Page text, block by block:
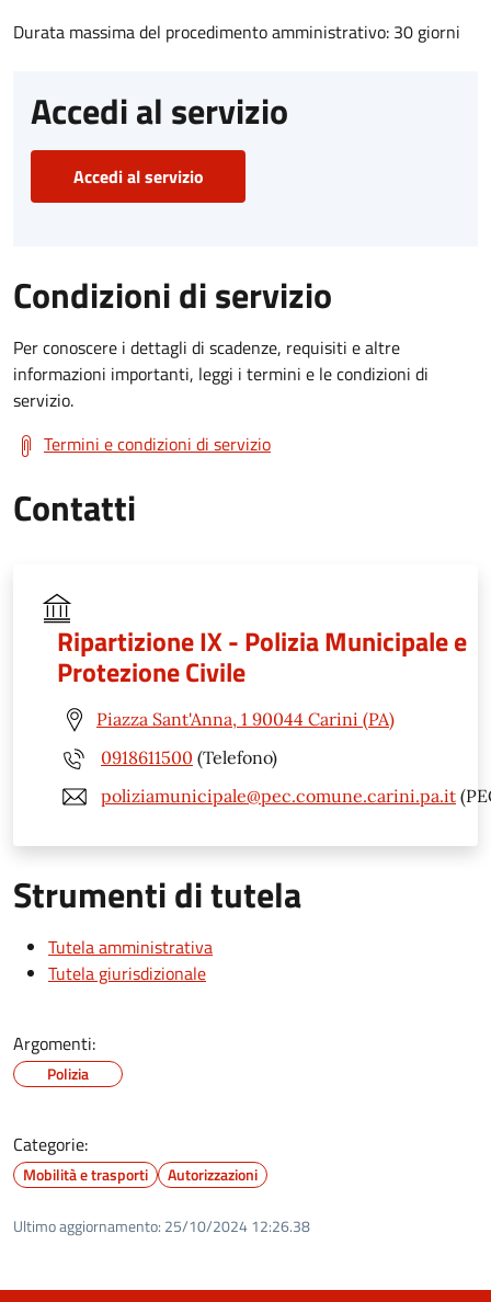
Durata massima del procedimento amministrativo: 30 giorni
Accedi al servizio
Accedi al servizio
Condizioni di servizio
Per conoscere i dettagli di scadenze, requisiti e altre
informazioni importanti, leggi i termini e le condizioni di
servizio.
Termini e condizioni di servizio
Contatti
Ripartizione IX - Polizia Municipale e
Protezione Civile
Piazza Sant'Anna, 1 90044 Carini (PA)
0918611500 (Telefono)
poliziamunicipale@pec.comune.carini.pa.it
Strumenti di tutela
Tutela amministrativa
Tutela giurisdizionale
Argomenti:
Polizia
Categorie:
Mobilità e trasporti Autorizzazioni
Ultimo aggiornamento: 25/10/2024 12:26.38